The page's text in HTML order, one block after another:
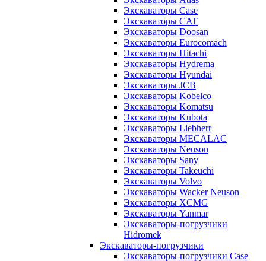
Экскаваторы Case
Экскаваторы CAT
Экскаваторы Doosan
Экскаваторы Eurocomach
Экскаваторы Hitachi
Экскаваторы Hydrema
Экскаваторы Hyundai
Экскаваторы JCB
Экскаваторы Kobelco
Экскаваторы Komatsu
Экскаваторы Kubota
Экскаваторы Liebherr
Экскаваторы MECALAC
Экскаваторы Neuson
Экскаваторы Sany
Экскаваторы Takeuchi
Экскаваторы Volvo
Экскаваторы Wacker Neuson
Экскаваторы XCMG
Экскаваторы Yanmar
Экскаваторы-погрузчики
Hidromek
Экскаваторы-погрузчики
Экскаваторы-погрузчики Case